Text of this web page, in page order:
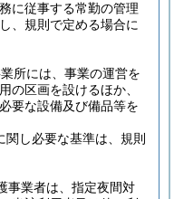
に従事する常勤の管理
、規則で定める場合に
所には、事業の運営を
の区画を設けるほか、
要な設備及び備品等を
し必要な基準は、規則
事業者は、指定夜間対